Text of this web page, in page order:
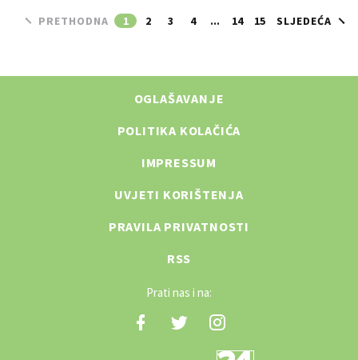
PRETHODNA 1 2 3 4 ... 14 15 SLJEDEĆA
OGLAŠAVANJE
POLITIKA KOLAČIĆA
IMPRESSUM
UVJETI KORIŠTENJA
PRAVILA PRIVATNOSTI
RSS
Prati nas i na: